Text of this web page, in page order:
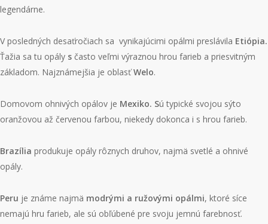
legendárne.
V posledných desaťročiach sa vynikajúcimi opálmi preslávila Etiópia.
Ťažia sa tu opály s často veľmi výraznou hrou farieb a priesvitným
základom. Najznámejšia je oblasťWelo.
Domovom ohnivých opálov je Mexiko. Sú typické svojou sýto
oranžovou až červenou farbou, niekedy dokonca i s hrou farieb.
Brazília produkuje opály rôznych druhov, najmä svetlé a ohnivé
opály.
Peru je známe najmä modrými a ružovými opálmi, ktoré síce
nemajú hru farieb, ale sú obľúbené pre svoju jemnú farebnosť.